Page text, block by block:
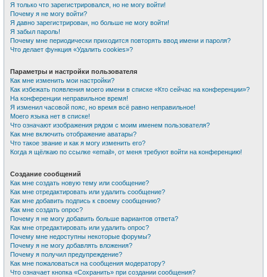
Я только что зарегистрировался, но не могу войти!
Почему я не могу войти?
Я давно зарегистрирован, но больше не могу войти!
Я забыл пароль!
Почему мне периодически приходится повторять ввод имени и пароля?
Что делает функция «Удалить cookies»?
Параметры и настройки пользователя
Как мне изменить мои настройки?
Как избежать появления моего имени в списке «Кто сейчас на конференции»?
На конференции неправильное время!
Я изменил часовой пояс, но время всё равно неправильное!
Моего языка нет в списке!
Что означают изображения рядом с моим именем пользователя?
Как мне включить отображение аватары?
Что такое звание и как я могу изменить его?
Когда я щёлкаю по ссылке «email», от меня требуют войти на конференцию!
Создание сообщений
Как мне создать новую тему или сообщение?
Как мне отредактировать или удалить сообщение?
Как мне добавить подпись к своему сообщению?
Как мне создать опрос?
Почему я не могу добавить больше вариантов ответа?
Как мне отредактировать или удалить опрос?
Почему мне недоступны некоторые форумы?
Почему я не могу добавлять вложения?
Почему я получил предупреждение?
Как мне пожаловаться на сообщения модератору?
Что означает кнопка «Сохранить» при создании сообщения?